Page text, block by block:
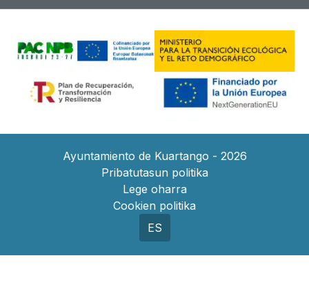
Ayuntamiento de Kuartango - 2026
Pribatutasun politika
Lege oharra
Cookien politika
ES